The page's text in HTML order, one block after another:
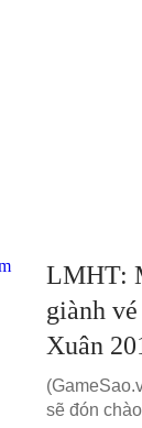
LMHT:
giành
Xuân
sẽ đón